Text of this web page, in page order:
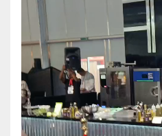
放
器